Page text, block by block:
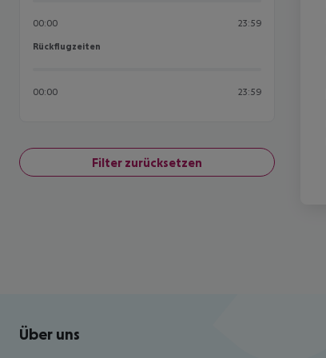
00:00 23:59
Rückflugzeiten
Rückflugzeiten
00:00 23:59
Filter zurücksetzen
Footer navigation
Über uns